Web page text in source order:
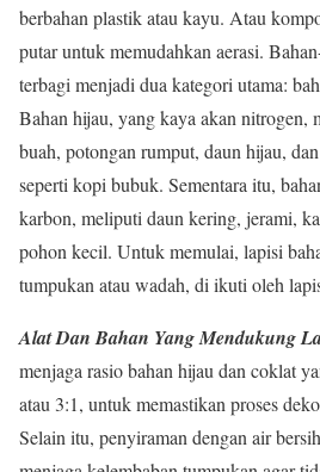
berbahan plastik atau kayu. Atau
putar untuk memudahkan aerasi.
terbagi menjadi dua kategori utama:
Bahan hijau, yang kaya akan nitrogen,
buah, potongan rumput, daun hijau,
seperti kopi bubuk. Sementara itu,
karbon, meliputi daun kering, jerami,
pohon kecil. Untuk memulai, lapisi
tumpukan atau wadah, di ikuti oleh
Alat Dan Bahan Yang Mendukung
menjaga rasio bahan hijau dan coklat
atau 3:1, untuk memastikan proses
Selain itu, penyiraman dengan air